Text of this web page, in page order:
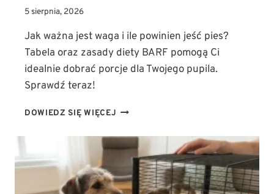
5 sierpnia, 2026
Jak ważna jest waga i ile powinien jeść pies?
Tabela oraz zasady diety BARF pomogą Ci
idealnie dobrać porcje dla Twojego pupila.
Sprawdź teraz!
DOWIEDZ SIĘ WIĘCEJ WAGA
A
DIETA:
POWINIEN
JEŚĆ